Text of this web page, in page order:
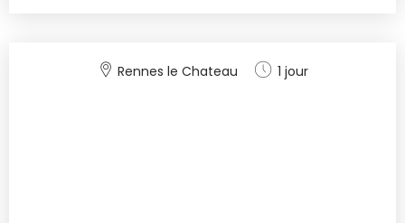
Rennes le Chateau 1 jour